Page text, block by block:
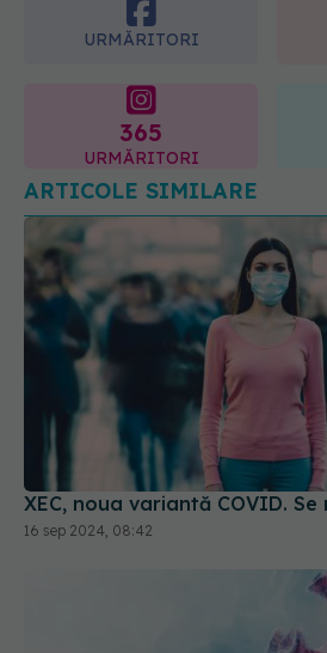
URMĂRITORI
365
URMĂRITORI
ARTICOLE SIMILARE
XEC, noua variantă COVID.
16 sep 2024, 08:42